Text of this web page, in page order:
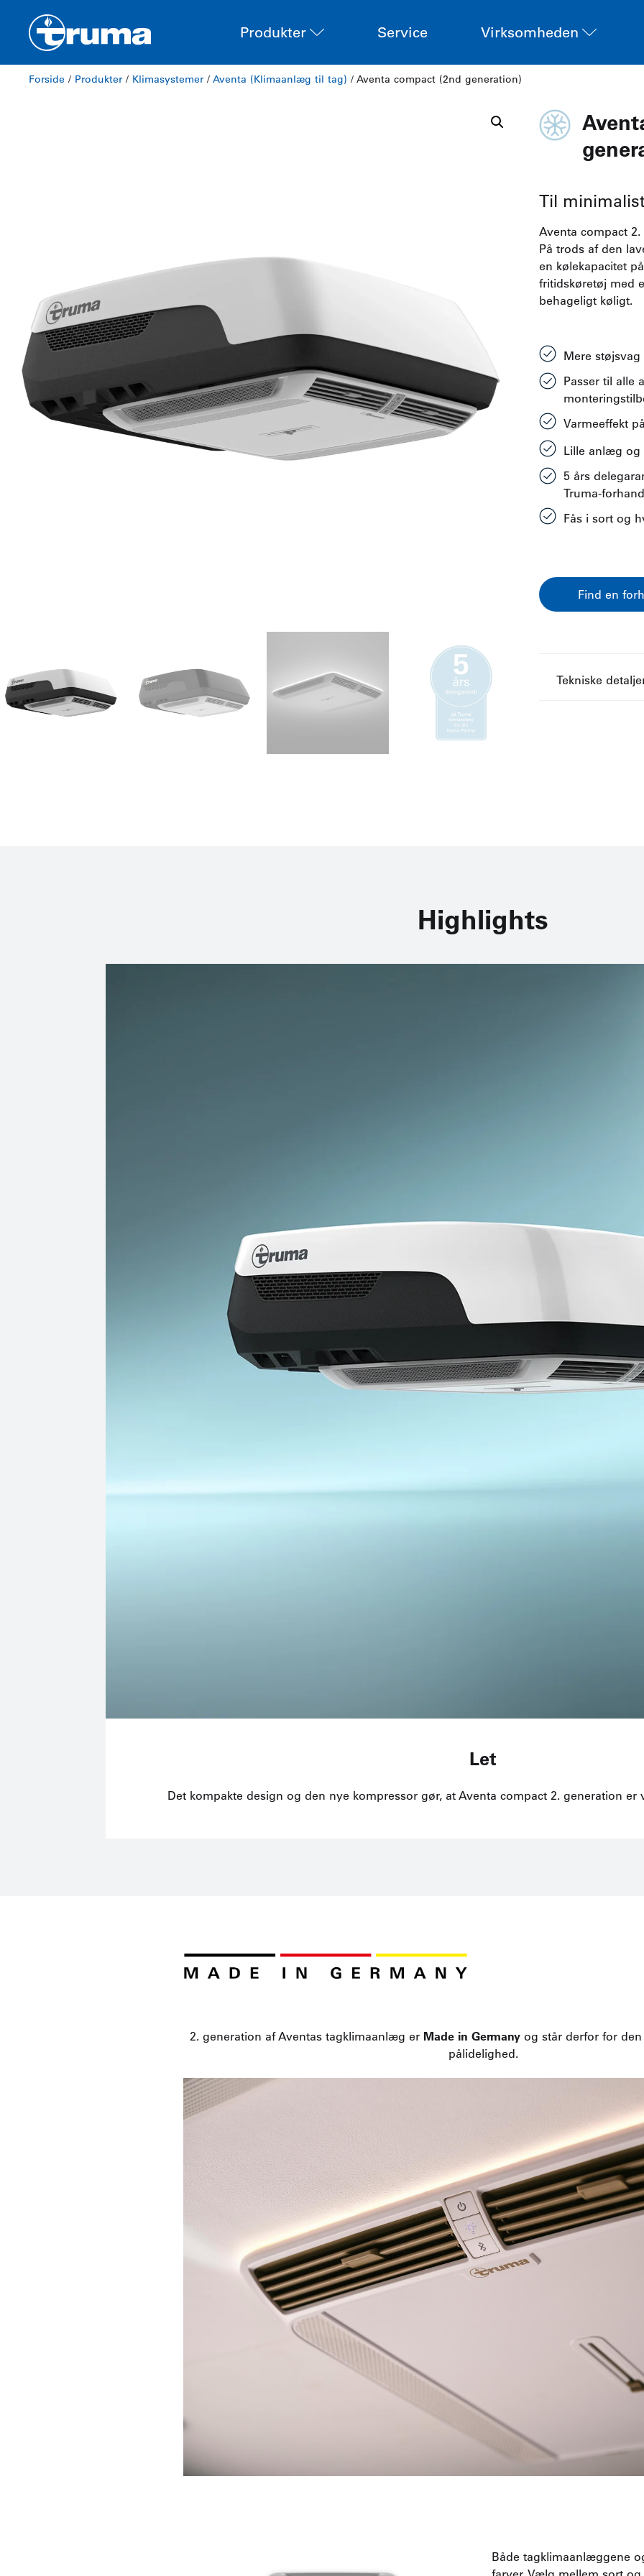
Produkter Service Virksomheden
Forside / Produkter/ Klimasystemer/ Aventa (Klimaanlæg til tag) / Aventa compact (2nd generation)
Til
Aventa compact
På trods af den
en kølekapacitet
fritidskøretøj med
behageligt køligt.
Mere
Passer til alle
Varmeeffekt
Lille anlæg og
5 års
Truma-
Fås i sort og
Find en
Tekniske
Highlights
Let
Det kompakte design og den nye kompressor gør, at Aventa compact 2. generation
2. generation af Aventas tagklimaanlæg er Made in Germany og står derfor for
pålidelighed.
Både tagklimaanlæggene